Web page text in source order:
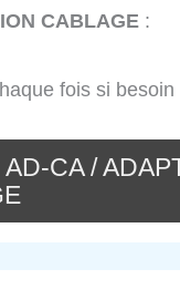
CABLAGE :
fois si
CA /